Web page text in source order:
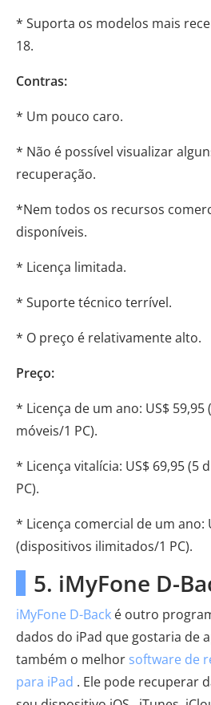
* Suporta os modelos mais
18.
Contras:
* Um pouco caro.
* Não é possível visualizar
recuperação.
*Nem todos os recursos
disponíveis.
* Licença limitada.
* Suporte técnico terrível.
* O preço é relativamente alto.
Preço:
* Licença de um ano: US$ 59,95
móveis/1 PC).
* Licença vitalícia: US$ 69,95 (5
PC).
* Licença comercial de um ano:
(dispositivos ilimitados/1 PC).
5. iMyFone D-
iMyFone D-Back é outro
dados do iPad que gostaria de
também o melhor software de
para iPad . Ele pode recuperar